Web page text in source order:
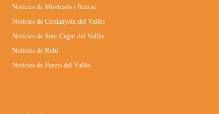
Notícies de Montcada i Reixac
Notícies de Cerdanyola del Vallès
Notícies de Sant Cugat del Vallès
Notícies de Rubí
Notícies de Parets del Vallès